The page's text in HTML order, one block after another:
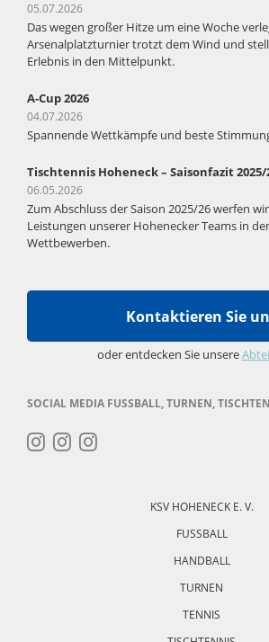
05.07.2026
Das wegen großer Hitze um eine Woche
Arsenalplatzturnier trotzt dem Wind und
Erlebnis in den Mittelpunkt.
A-Cup 2026
04.07.2026
Spannende Wettkämpfe und beste
Tischtennis Hoheneck – Saisonfazit 2025/
06.05.2026
Zum Abschluss der Saison 2025/26 werfen
Leistungen unserer Hohenecker Teams in
Wettbewerben.
Kontaktieren Sie
oder entdecken Sie unsere
SOCIAL MEDIA FUSSBALL, TURNEN,
KSV HOHENECK E. V.
FUSSBALL
HANDBALL
TURNEN
TENNIS